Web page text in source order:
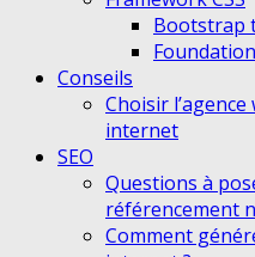
Bootstrap
Conseils
Choisir
internet
SEO
Questions à
référencement
Comment